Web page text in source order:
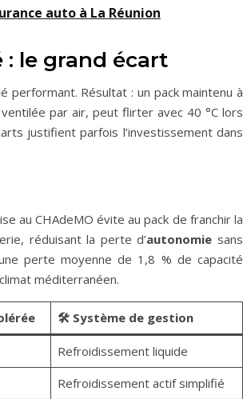
auto à La Réunion
le grand écart
performant. Résultat : un pack maintenu à
par air, peut flirter avec 40 °C lors
justifient parfois l’investissement dans
au CHAdeMO évite au pack de franchir la
réduisant la perte d’autonomie sans
perte moyenne de 1,8 % de capacité
méditerranéen.
🛠️ Système de gestion
Refroidissement liquide
Refroidissement actif simplifié